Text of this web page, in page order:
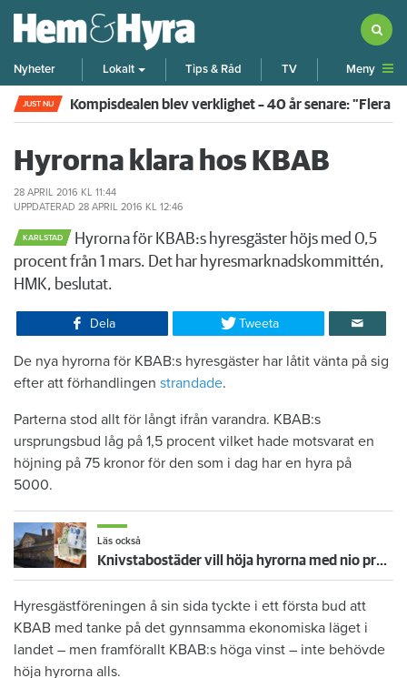
Nyheter Lokalt Tips & Råd TV Meny
JUST NU Kompisdealen blev verklighet – 40 år senare: "Flera
Hyrorna klara hos KBAB
28 APRIL 2016 KL 11:44
UPPDATERAD 28 APRIL 2016 KL 12:46
KARLSTAD
Hyrorna för KBAB:s hyresgäster höjs med 0,5
procent från 1 mars. Det har hyresmarknadskommittén,
HMK, beslutat.
Dela Tweeta
De nya hyrorna för KBAB:s hyresgäster har låtit vänta på sig
efter att förhandlingen strandade.
Parterna stod allt för långt ifrån varandra. KBAB:s
ursprungsbud låg på 1,5 procent vilket hade motsvarat en
höjning på 75 kronor för den som i dag har en hyra på
5000.
Läs också
Knivstabostäder vill höja hyrorna med nio procent: ”Det är för jävligt”
Hyresgästföreningen å sin sida tyckte i ett första bud att
KBAB med tanke på det gynnsamma ekonomiska läget i
landet – men framförallt KBAB:s höga vinst – inte behövde
höja hyrorna alls.